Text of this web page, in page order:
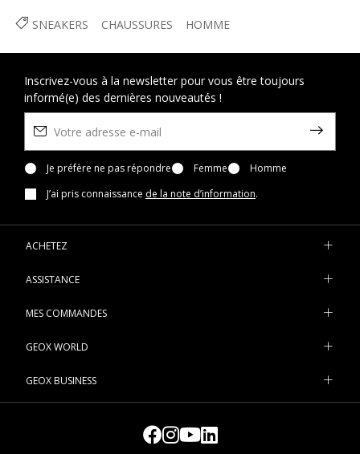
SNEAKERS CHAUSSURES HOMME
Inscrivez-vous à la newsletter pour vous être toujours
informé(e) des dernières nouveautés !
Je préfère ne pas répondre Femme
Homme
J’ai pris connaissance de la note d’information.
ACHETEZ
ASSISTANCE
MES COMMANDES
GEOX WORLD
GEOX BUSINESS